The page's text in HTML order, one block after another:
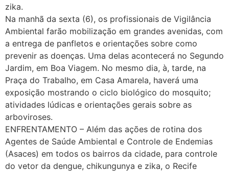
zika.
Na manhã da sexta (6), os profissionais de Vigilância
Ambiental farão mobilização em grandes avenidas, com
a entrega de panfletos e orientações sobre como
prevenir as doenças. Uma delas acontecerá no Segundo
Jardim, em Boa Viagem. No mesmo dia, à, tarde, na
Praça do Trabalho, em Casa Amarela, haverá uma
exposição mostrando o ciclo biológico do mosquito;
atividades lúdicas e orientações gerais sobre as
arboviroses.
ENFRENTAMENTO – Além das ações de rotina dos
Agentes de Saúde Ambiental e Controle de Endemias
(Asaces) em todos os bairros da cidade, para controle
do vetor da dengue, chikungunya e zika, o Recife